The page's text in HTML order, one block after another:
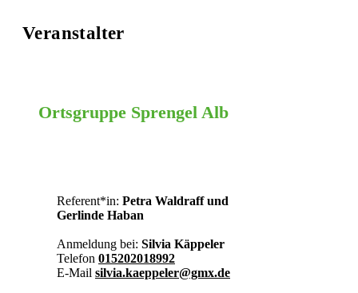
Veranstalter
Ortsgruppe Sprengel Alb
Referent*in: Petra Waldraff und
Gerlinde Haban
Anmeldung bei: Silvia Käppeler
Telefon 015202018992
E-Mail silvia.kaeppeler@gmx.de